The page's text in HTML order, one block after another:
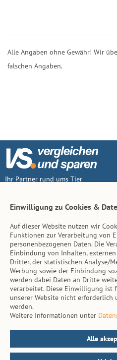
Alle Angaben ohne Gewähr! Wir
falschen Angaben.
Ihr Partner rund ums Tier
Inhalt
Tierarzt-Suche
Hinweise
AGB
Impressum
Datenschutz
Kontakt
Einwilligung zu Cookies &
Auf dieser Website nutzen wir
Funktionen zur Verarbeitung von
personenbezogenen Daten. Die
Einbindung von Inhalten,
Dritter, der statistischen Analyse/
Werbung sowie der Einbindung
werden dabei Daten an Dritte
verarbeitet. Diese Einwilligung ist
unserer Website nicht
werden.
Weitere Informationen unter
Alle